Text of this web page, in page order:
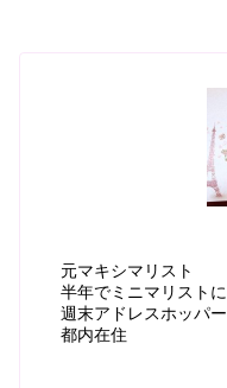
元マキシマリスト
半年でミニマリストに
週末アドレスホッパー
都内在住